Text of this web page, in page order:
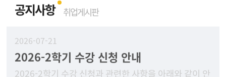
공지사항 취업게시판
2026-07-21
2026-2학기 수강 신청 안내
2026-2학기 수강 신청과 관련한 사항을 아래와 같이 안